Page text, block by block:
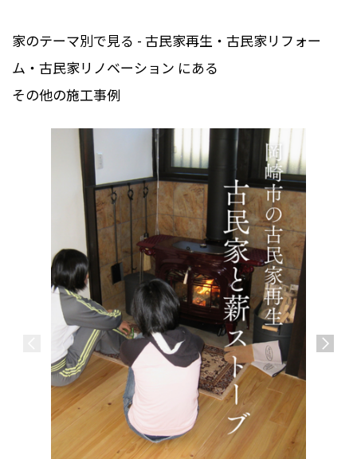
家のテーマ別で見る - 古民家再生・古民家リフォー
ム・古民家リノベーション にある
その他の施工事例